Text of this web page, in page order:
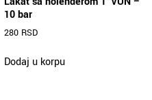
10 bar
280 RSD
Dodaj u korpu